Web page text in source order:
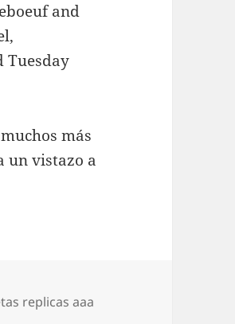
and
Tuesday
más
un vistazo a
replicas aaa